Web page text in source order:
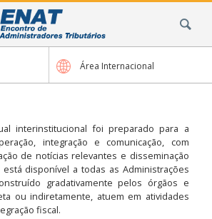
Área Internacional
interinstitucional foi preparado para a
integração e comunicação, com
de notícias relevantes e disseminação
disponível a todas as Administrações
gradativamente pelos órgãos e
ou indiretamente, atuem em atividades
fiscal.